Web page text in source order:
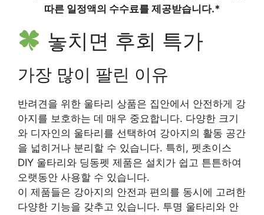
따른 일정액의 수수료를 제공받습니다.*
놓치면 후회 특가
가장 많이 팔린 이유
반려견을 위한 울타리 상품은 집안에서 안전하게 강
아지를 보호하는 데 매우 중요합니다. 다양한 크기
와 디자인의 울타리를 선택하여 강아지의 활동 공간
을 넓히거나 분리할 수 있습니다. 특히, 펫초이스
DIY 울타리와 딩동펫 제품은 설치가 쉽고 튼튼하여
오랫동안 사용할 수 있습니다.
이 제품들은 강아지의 안전과 편의를 동시에 고려한
다양한 기능을 갖추고 있습니다. 투명 울타리와 안